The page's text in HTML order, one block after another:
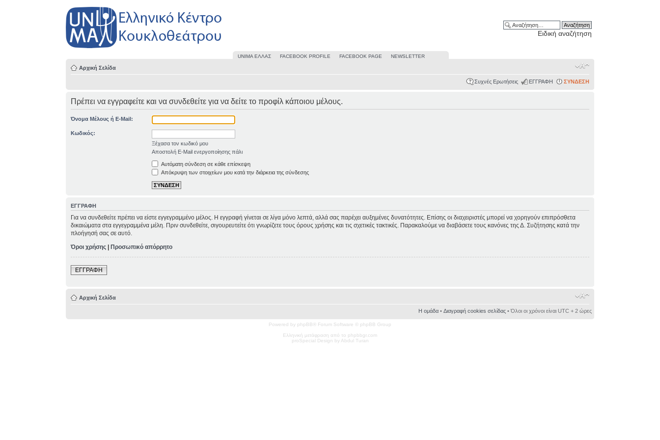
Ειδική αναζήτηση
UΝΙΜΑ ΕΛΛΑΣ FACEBOOK PROFILE FACEBOOK PAGE NEWSLETTER
Αρχική Σελίδα
Συχνές Ερωτήσεις ΕΓΓΡΑΦΗ ΣΥΝΔΕΣΗ
Πρέπει να εγγραφείτε και να συνδεθείτε για να δείτε το προφίλ κάποιου μέλους.
Όνομα Μέλους ή E-Mail:
Κωδικός:
Ξέχασα τον κωδικό μου
Αποστολή E-Mail ενεργοποίησης πάλι
Αυτόματη σύνδεση σε κάθε επίσκεψη
Απόκρυψη των στοιχείων μου κατά την διάρκεια της σύνδεσης
ΕΓΓΡΑΦΗ
Για να συνδεθείτε πρέπει να είστε εγγεγραμμένο μέλος. Η εγγραφή γίνεται σε λίγα μόνο λεπτά, αλλά σας παρέχει αυξημένες δυνατότητες. Επίσης οι διαχειριστές μπορεί να χορηγούν επιπρόσθετα
δικαιώματα στα εγγεγραμμένα μέλη. Πριν συνδεθείτε, σιγουρευτείτε ότι γνωρίζετε τους όρους χρήσης και τις σχετικές τακτικές. Παρακαλούμε να διαβάσετε τους κανόνες της Δ. Συζήτησης κατά την
πλοήγησή σας σε αυτό.
Όροι χρήσης |Προσωπικό απόρρητο
ΕΓΓΡΑΦΗ
Αρχική Σελίδα
Η ομάδα• Διαγραφή cookies σελίδας• Όλοι οι χρόνοι είναι UTC + 2 ώρες
Powered by phpBB® Forum Software © phpBB Group
Ελληνική μετάφραση από το phpbbgr.com
proSpecial Design by Abdul Turan